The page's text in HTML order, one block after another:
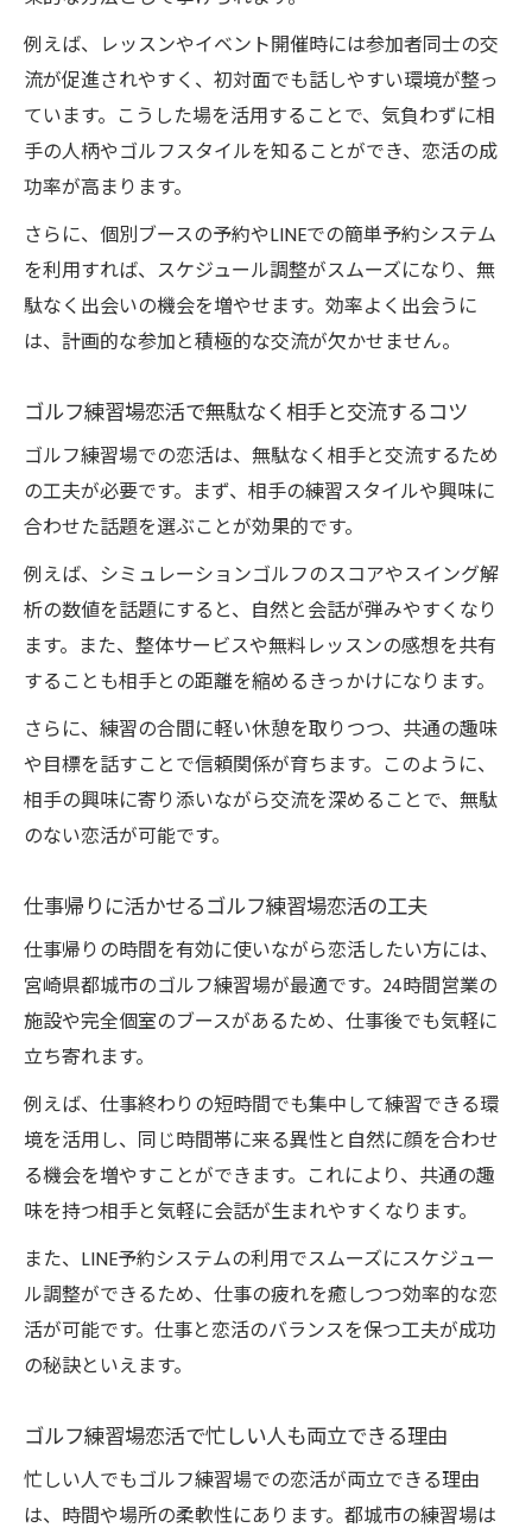
例えば、レッスンやイベント開催時には参加者同士の交
流が促進されやすく、初対面でも話しやすい環境が整っ
ています。こうした場を活用することで、気負わずに相
手の人柄やゴルフスタイルを知ることができ、恋活の成
功率が高まります。
さらに、個別ブースの予約やLINEでの簡単予約システム
を利用すれば、スケジュール調整がスムーズになり、無
駄なく出会いの機会を増やせます。効率よく出会うに
は、計画的な参加と積極的な交流が欠かせません。
ゴルフ練習場恋活で無駄なく相手と交流するコツ
ゴルフ練習場での恋活は、無駄なく相手と交流するため
の工夫が必要です。まず、相手の練習スタイルや興味に
合わせた話題を選ぶことが効果的です。
例えば、シミュレーションゴルフのスコアやスイング解
析の数値を話題にすると、自然と会話が弾みやすくなり
ます。また、整体サービスや無料レッスンの感想を共有
することも相手との距離を縮めるきっかけになります。
さらに、練習の合間に軽い休憩を取りつつ、共通の趣味
や目標を話すことで信頼関係が育ちます。このように、
相手の興味に寄り添いながら交流を深めることで、無駄
のない恋活が可能です。
仕事帰りに活かせるゴルフ練習場恋活の工夫
仕事帰りの時間を有効に使いながら恋活したい方には、
宮崎県都城市のゴルフ練習場が最適です。24時間営業の
施設や完全個室のブースがあるため、仕事後でも気軽に
立ち寄れます。
例えば、仕事終わりの短時間でも集中して練習できる環
境を活用し、同じ時間帯に来る異性と自然に顔を合わせ
る機会を増やすことができます。これにより、共通の趣
味を持つ相手と気軽に会話が生まれやすくなります。
また、LINE予約システムの利用でスムーズにスケジュー
ル調整ができるため、仕事の疲れを癒しつつ効率的な恋
活が可能です。仕事と恋活のバランスを保つ工夫が成功
の秘訣といえます。
ゴルフ練習場恋活で忙しい人も両立できる理由
忙しい人でもゴルフ練習場での恋活が両立できる理由
は、時間や場所の柔軟性にあります。都城市の練習場は